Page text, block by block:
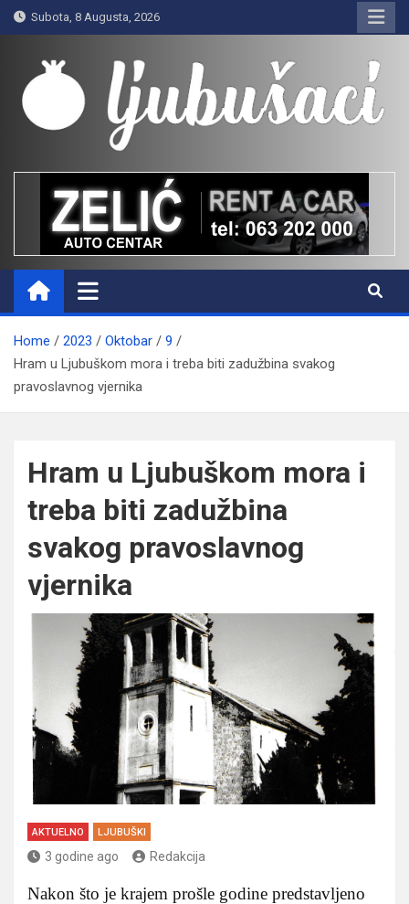
Skip
to
content
Subota, 8 Augusta, 2026
Ljubušaci
Svom voljenom gradu
Home 2023 Oktobar
9
Hram u Ljubuškom mora i treba biti zadužbina svakog
pravoslavnog vjernika
Hram u Ljubuškom mora i
treba biti zadužbina
svakog pravoslavnog
vjernika
AKTUELNO LJUBUŠKI
3 godine ago Redakcija
Nakon što je krajem prošle godine predstavljeno